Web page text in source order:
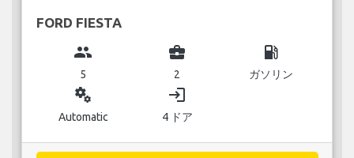
FORD FIESTA
group
5
business_center
2
local_gas_station
ガソリン
miscellaneous_services
Automatic
login
4 ドア